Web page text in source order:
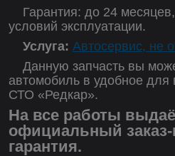
Гарантия: до 24
условий эксплуатации.
Услуга: Автосервис, не
Данную запчасть вы
автомобиль в удобное
СТО «Редкар».
На все работы
официальный заказ-
гарантия.